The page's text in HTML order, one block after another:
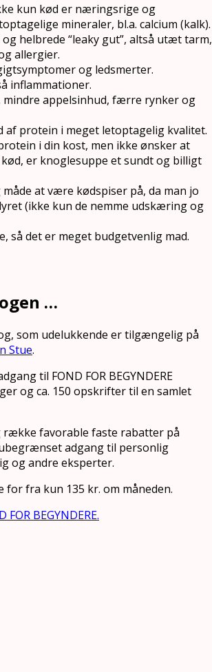
kun kød er næringsrige og
mineraler, bl.a. calcium (kalk).
helbrede “leaky gut”, altså utæt tarm,
allergier.
og ledsmerter.
inflammationer.
appelsinhud, færre rynker og
af protein i meget letoptagelig kvalitet.
i din kost, men ikke ønsker at
er knoglesuppe et sundt og billigt
at være kødspiser på, da man jo
(ikke kun de nemme udskæring og
så det er meget budgetvenlig mad.
…
som udelukkende er tilgængelig på
Stue.
til FOND FOR BEGYNDERE
og ca. 150 opskrifter til en samlet
række favorable faste rabatter på
adgang til personlig
og andre eksperter.
for fra kun 135 kr. om måneden.
BEGYNDERE.